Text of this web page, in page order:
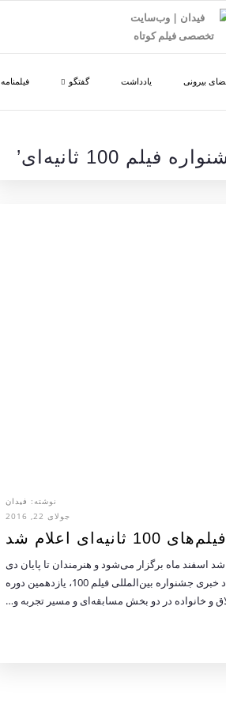
بیرونی یادداشت گفتگو فیلمنامه
100 ثانیه‌ای’
نوشته: فیدان
جولای 22, 2016
اعلام شد
برگزار خواهد شد اسفند ماه برگزار می‌شود و هنرمندان تا پایان دی
ماه فرصت ارسال آثار دارند. به گزارش فیدان وب‌سایت تخصصی فیلم کوتاه، به نقل از ستاد خبری جشنواره بین‌المللی فیلم 100، یازدهمین دوره